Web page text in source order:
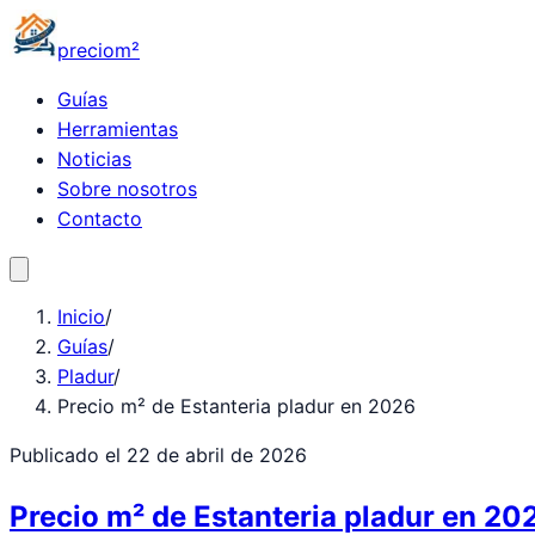
preciom²
Guías
Herramientas
Noticias
Sobre nosotros
Contacto
Inicio/
Guías/
Pladur/
Precio m² de Estanteria pladur en 2026
Publicado el 22 de abril de 2026
Precio m² de Estanteria pladur en